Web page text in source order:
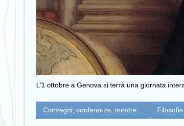
L’1 ottobre a Genova si terrà una giornata
Convegni, conferenze, mostre...